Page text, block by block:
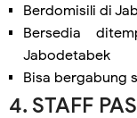
Berdomisili di
Bersedia
Jabodetabek
Bisa bergabung
4. STAFF